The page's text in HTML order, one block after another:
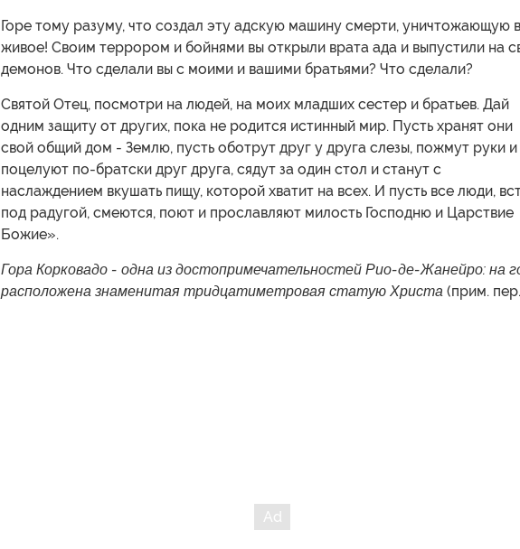
Горе тому разуму, что создал эту адскую машину смерти, уничтожающую
живое! Своим террором и бойнями вы открыли врата ада и выпустили на
демонов. Что сделали вы с моими и вашими братьями? Что сделали?
Святой Отец, посмотри на людей, на моих младших сестер и братьев. Дай
одним защиту от других, пока не родится истинный мир. Пусть хранят они
свой общий дом - Землю, пусть оботрут друг у друга слезы, пожмут руки и
поцелуют по-братски друг друга, сядут за один стол и станут с
наслаждением вкушать пищу, которой хватит на всех. И пусть все люди,
под радугой, смеются, поют и прославляют милость Господню и Царствие
Божие».
Гора Корковадо - одна из достопримечательностей Рио-де-Жанейро: на
расположена знаменитая тридцатиметровая статую Христа (прим.